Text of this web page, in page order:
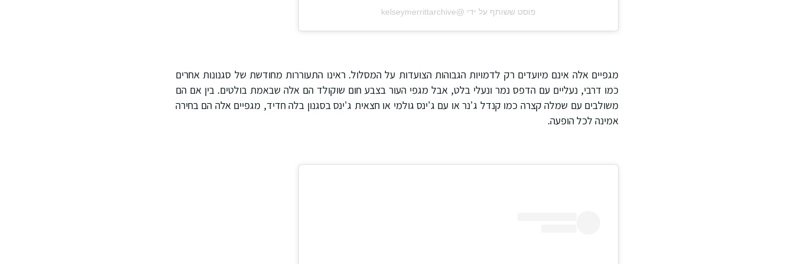
פוסט ששותף על ידי @‏‎kelseymerrittarchive‎‏
מגפיים אלה אינם מיועדים רק לדמויות הגבוהות הצועדות על המסלול. ראינו התעוררות מחודשת של סגנונות אחרים
כמו דרבי, נעליים עם הדפס נמר ונעלי בלט, אבל מגפי העור בצבע חום שוקולד הם אלה שבאמת בולטים. בין אם הם
משולבים עם שמלה קצרה כמו קנדל ג'נר או עם ג'ינס גולמי או חצאית ג'ינס בסגנון בלה חדיד, מגפיים אלה הם בחירה
אמינה לכל הופעה.